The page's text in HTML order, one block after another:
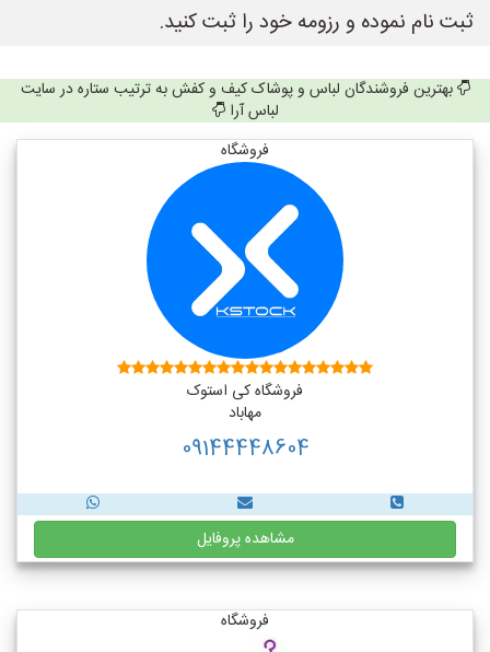
ثبت نام نموده و رزومه خود را ثبت کنید.
بهترین فروشندگان لباس و پوشاک کیف و کفش به ترتیب ستاره در سایت
لباس آرا
فروشگاه
فروشگاه کی استوک
مهاباد
09144448604
مشاهده پروفایل
فروشگاه